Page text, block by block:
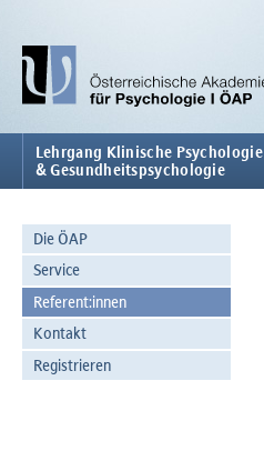
Lehrgang Klinische Psychologie
& Gesundheitspsychologie
Die ÖAP
Service
Referent:innen
Kontakt
Registrieren